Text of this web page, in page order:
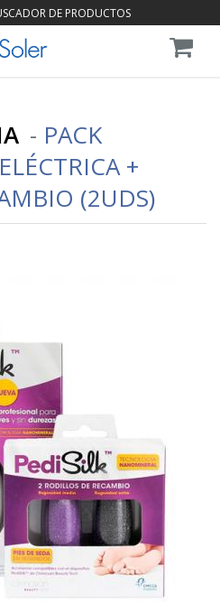
DE PRODUCTOS
- PACK
+
(2UDS)